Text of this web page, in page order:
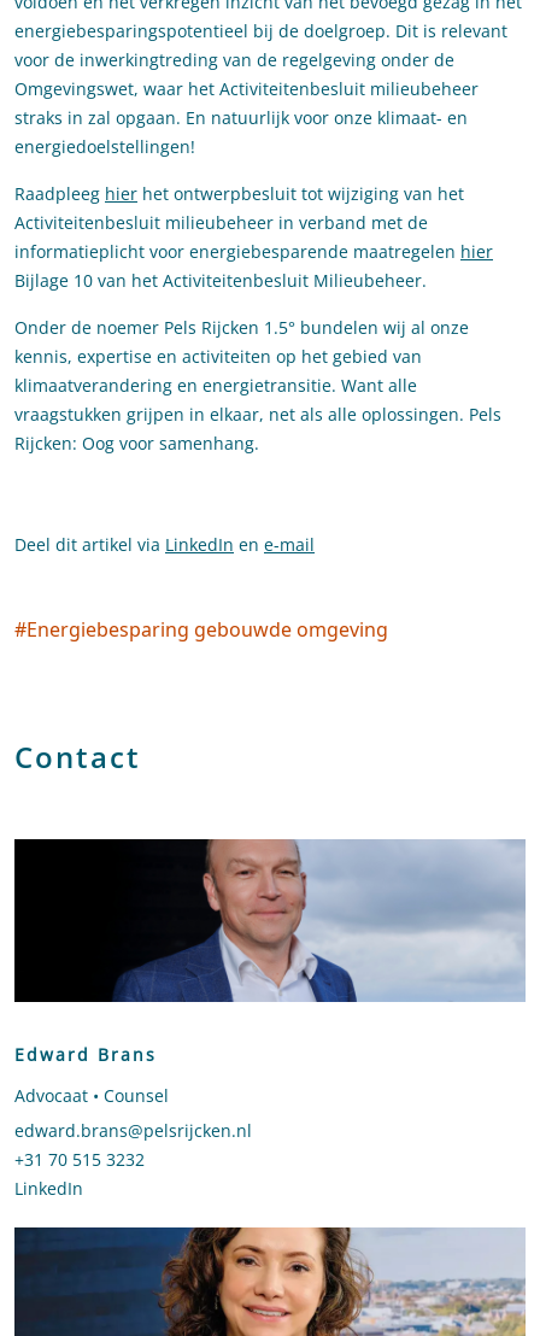
energiebesparingspotentieel bij de doelgroep. Dit is relevant
voor de inwerkingtreding van de regelgeving onder de
Omgevingswet, waar het Activiteitenbesluit milieubeheer
straks in zal opgaan. En natuurlijk voor onze klimaat- en
energiedoelstellingen!
Raadpleeg hier het ontwerpbesluit tot wijziging van het
Activiteitenbesluit milieubeheer in verband met de
informatieplicht voor energiebesparende maatregelen hier
Bijlage 10 van het Activiteitenbesluit Milieubeheer.
Onder de noemer Pels Rijcken 1.5° bundelen wij al onze
kennis, expertise en activiteiten op het gebied van
klimaatverandering en energietransitie. Want alle
vraagstukken grijpen in elkaar, net als alle oplossingen. Pels
Rijcken: Oog voor samenhang.
Deel dit artikel via LinkedIn en e-mail
Social tags
#Energiebesparing gebouwde omgeving
Contact
Edward Brans
Advocaat • Counsel
Stuur een e-mail naar Edward Brans
edward.brans@pelsrijcken.nl
Bel naar Edward Brans
+31 70 515 3232
LinkedIn